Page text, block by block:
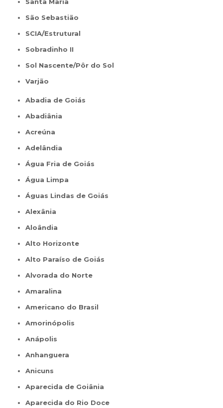
Santa Maria
São Sebastião
SCIA/Estrutural
Sobradinho II
Sol Nascente/Pôr do Sol
Varjão
Abadia de Goiás
Abadiânia
Acreúna
Adelândia
Água Fria de Goiás
Água Limpa
Águas Lindas de Goiás
Alexânia
Aloândia
Alto Horizonte
Alto Paraíso de Goiás
Alvorada do Norte
Amaralina
Americano do Brasil
Amorinópolis
Anápolis
Anhanguera
Anicuns
Aparecida de Goiânia
Aparecida do Rio Doce